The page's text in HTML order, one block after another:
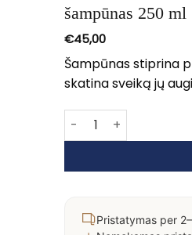
šampūnas 250 ml
€45,00
Šampūnas stiprina
skatina sveiką jų
produkto kiekis:
Pristatymas per